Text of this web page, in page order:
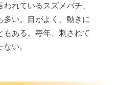
れているスズメバチ、
多い。目がよく、動きに
もある。毎年、刺されて
い。